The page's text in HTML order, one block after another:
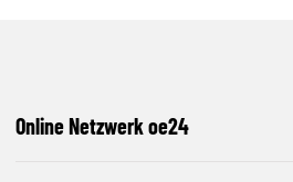
Online Netzwerk oe24